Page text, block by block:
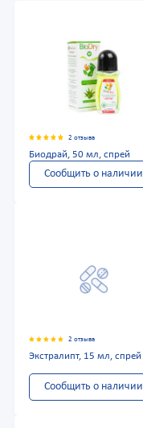
2 отзыва
Биодрай, 50 мл, спрей
Сообщить о наличии
2 отзыва
Экстралипт, 15 мл, спрей
Сообщить о наличии